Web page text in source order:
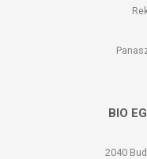
BIO
2040